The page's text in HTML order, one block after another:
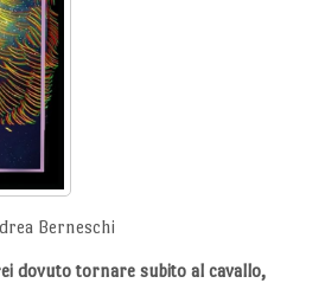
Berneschi
dovuto tornare subito al cavallo,